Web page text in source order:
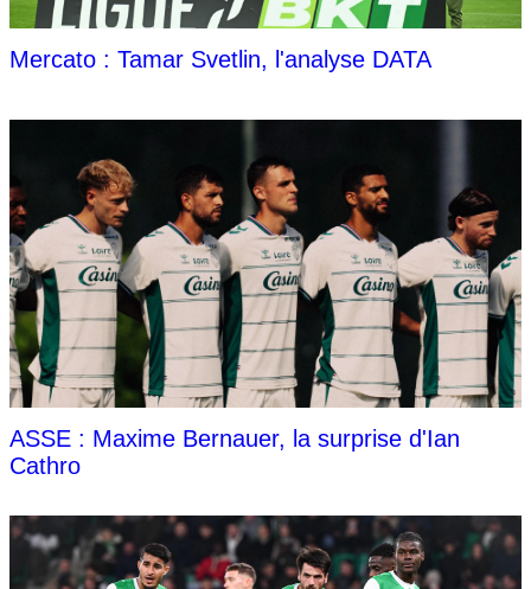
Mercato : Tamar Svetlin, l'analyse DATA
ASSE : Maxime Bernauer, la surprise d'Ian
Cathro